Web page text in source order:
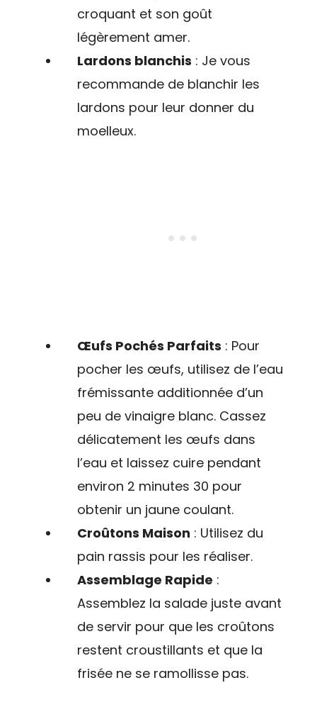
croquant et son goût
légèrement amer.
Lardons blanchis : Je vous
recommande de blanchir les
lardons pour leur donner du
moelleux.
Œufs Pochés Parfaits : Pour
pocher les œufs, utilisez de l’eau
frémissante additionnée d’un
peu de vinaigre blanc. Cassez
délicatement les œufs dans
l’eau et laissez cuire pendant
environ 2 minutes 30 pour
obtenir un jaune coulant.
Croûtons Maison : Utilisez du
pain rassis pour les réaliser.
Assemblage Rapide :
Assemblez la salade juste avant
de servir pour que les croûtons
restent croustillants et que la
frisée ne se ramollisse pas.